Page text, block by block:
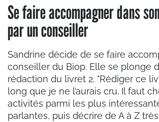
Se faire accompagner dans
par un conseiller
Sandrine décide de se faire
conseiller du Biop. Elle se plonge
rédaction du livret 2. "Rédiger ce
long que je ne l’aurais cru. Il faut
activités parmi les plus
parlantes, puis décrire de A à Z